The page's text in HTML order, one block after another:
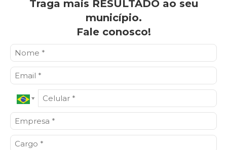
Traga mais RESULTADO ao seu
município.
Fale conosco!